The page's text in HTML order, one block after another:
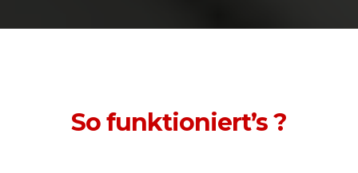
So funktioniert’s ?